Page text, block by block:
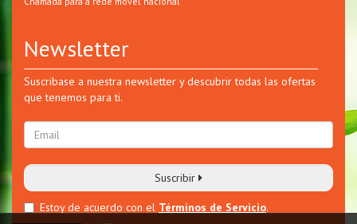
Newsletter
Suscribase a nuestra newsletter y descubrir todas las ofertas
que tenemos para ti.
Suscribir
Estoy de acuerdo con el Términos de Servicio.